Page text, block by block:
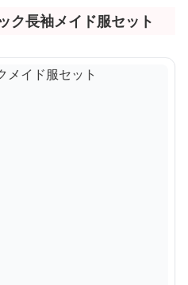
ク長袖メイド服セット